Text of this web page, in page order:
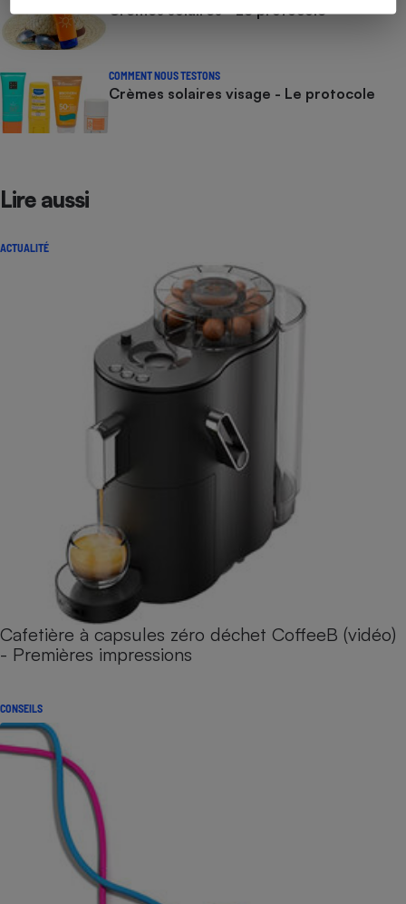
Crèmes solaires - Le protocole
COMMENT NOUS TESTONS
Crèmes solaires visage - Le protocole
Lire aussi
ACTUALITÉ
Cafetière à capsules zéro déchet CoffeeB (vidéo)
- Premières impressions
CONSEILS